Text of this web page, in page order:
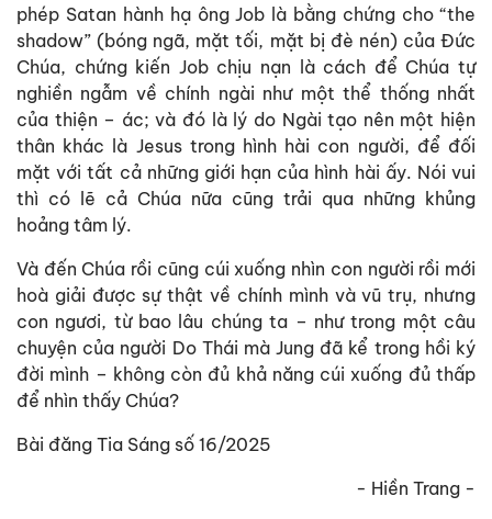
phép Satan hành hạ ông Job là bằng chứng cho “the
shadow” (bóng ngã, mặt tối, mặt bị đè nén) của Đức
Chúa, chứng kiến Job chịu nạn là cách để Chúa tự
nghiền ngẫm về chính ngài như một thể thống nhất
của thiện – ác; và đó là lý do Ngài tạo nên một hiện
thân khác là Jesus trong hình hài con người, để đối
mặt với tất cả những giới hạn của hình hài ấy. Nói vui
thì có lẽ cả Chúa nữa cũng trải qua những khủng
hoảng tâm lý.
Và đến Chúa rồi cũng cúi xuống nhìn con người rồi mới
hoà giải được sự thật về chính mình và vũ trụ, nhưng
con ngươi, từ bao lâu chúng ta – như trong một câu
chuyện của người Do Thái mà Jung đã kể trong hồi ký
đời mình – không còn đủ khả năng cúi xuống đủ thấp
để nhìn thấy Chúa?
Bài đăng Tia Sáng số 16/2025
- Hiền Trang -